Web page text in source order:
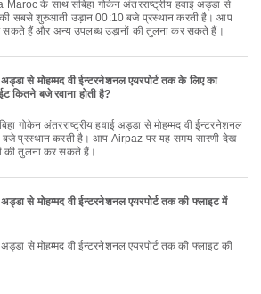
की सबसे शुरुआती उड़ान 00:10 बजे प्रस्थान करती है। आप
सकते हैं और अन्य उपलब्ध उड़ानों की तुलना कर सकते हैं।
अड्डा से मोहम्मद वी ईन्टरनेशनल एयरपोर्ट तक के लिए का
कितने बजे रवाना होती है?
बजे प्रस्थान करती है। आप Airpaz पर यह समय-सारणी देख
की तुलना कर सकते हैं।
अड्डा से मोहम्मद वी ईन्टरनेशनल एयरपोर्ट तक की फ्लाइट में